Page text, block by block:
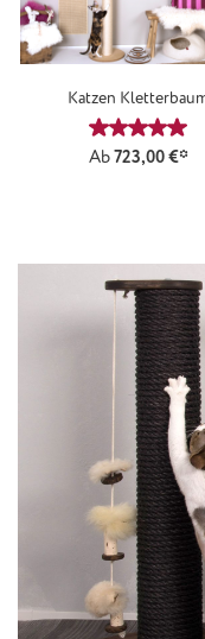
Katzen
Ab723,00 €*